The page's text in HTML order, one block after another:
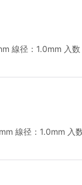
線径：1.0mm 入
線径：1.0mm 入